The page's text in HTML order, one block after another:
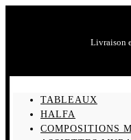
Livraison
TABLEAUX
HALFA
COMPOSITIONS